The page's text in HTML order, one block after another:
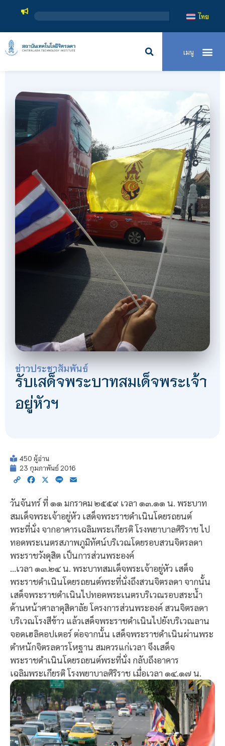
สถาบันเทคโนโลยีจิตรลดา เป็นสถ
ไทย
ข่าวประชาสัมพันธ์
รับเสด็จพระบาทสมเด็จพระเจ้า
อยู่หัวฯ
450 ผู้อ่าน
23 กุมภาพันธ์ 2016
Copy Facebook
X Line
วันจันทร์ ที่ ๑๑ มกราคม ๒๕๕๙ เวลา ๑๓.๑๑ น. พระบาท
สมเด็จพระเจ้าอยู่หัว เสด็จพระราชดำเนินโดยรถยนต์
พระที่นั่ง จากอาคารเฉลิมพระเกียรติ โรงพยาบาลศิริราช ไป
ทอดพระเนตรสภาพภูมิทัศน์บริเวณโดยรอบสวนจิตรลดา
พระราชวังดุสิต เป็นการส่วนพระองค์
…เวลา ๑๓.๒๔ น. พระบาทสมเด็จพระเจ้าอยู่หัว เสด็จ
พระราชดำเนินโดยรถยนต์พระที่นั่งถึงสวนจิตรลดา จากนั้น
เสด็จพระราชดำเนินไปทอดพระเนตรบริเวณรอบสระน้ำ
ด้านหน้าศาลาดุสิดาลัย โครงการส่วนพระองค์ สวนจิตรลดา
บริเวณโรงสีข้าว แล้วเสด็จพระราชดำเนินไปยังบริเวณลาน
จอดเฮลิคอปเตอร์ ต่อจากนั้น เสด็จพระราชดำเนินผ่านพระ
ตำหนักจิตรลดารโหฐาน สมควรแก่เวลา จึงเสด็จ
พระราชดำเนินโดยรถยนต์พระที่นั่ง กลับถึงอาคาร
เฉลิมพระเกียรติ โรงพยาบาลศิริราช เมื่อเวลา ๑๔.๑๗ น.